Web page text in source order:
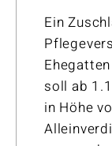
Ein
soll ab
in Höhe